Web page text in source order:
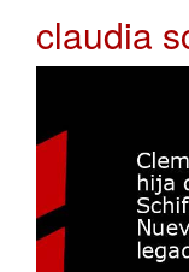
claudia